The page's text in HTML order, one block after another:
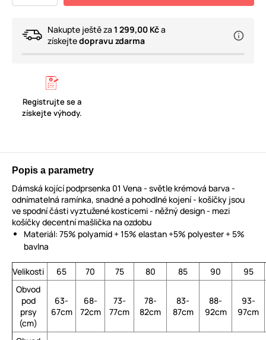
Nakupte ještě za 1 299,00 Kča
získejtedopravu zdarma
Registrujte se a
získejte výhody.
Popis a parametry
Dámská kojící podprsenka 01 Vena - světle krémová barva -
odnímatelná ramínka, snadné a pohodlné kojení - košíčky jsou
ve spodní části vyztužené kosticemi - něžný design - mezi
košíčky decentní mašlička na ozdobu
Materiál: 75% polyamid + 15% elastan +5% polyester + 5%
bavlna
Velikosti 65 70 75 80 85 90
95
Obvod
pod
prsy
(cm)
63-
67cm
68-
72cm
73-
77cm
78-
82cm
83-
87cm
88-
92cm
93-
97cm